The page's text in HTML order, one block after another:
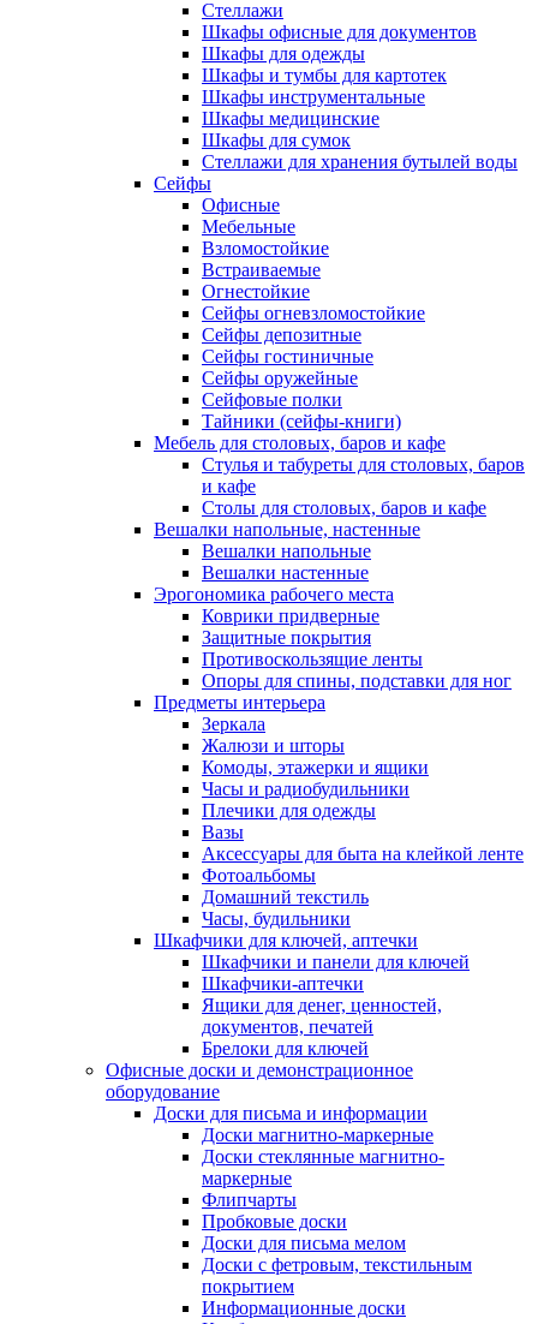
Стеллажи
Шкафы офисные для документов
Шкафы для одежды
Шкафы и тумбы для картотек
Шкафы инструментальные
Шкафы медицинские
Шкафы для сумок
Стеллажи для хранения бутылей воды
Сейфы
Офисные
Мебельные
Взломостойкие
Встраиваемые
Огнестойкие
Сейфы огневзломостойкие
Сейфы депозитные
Сейфы гостиничные
Сейфы оружейные
Сейфовые полки
Тайники (сейфы-книги)
Мебель для столовых, баров и кафе
Стулья и табуреты для столовых, баров
и кафе
Столы для столовых, баров и кафе
Вешалки напольные, настенные
Вешалки напольные
Вешалки настенные
Эрогономика рабочего места
Коврики придверные
Защитные покрытия
Противоскользящие ленты
Опоры для спины, подставки для ног
Предметы интерьера
Зеркала
Жалюзи и шторы
Комоды, этажерки и ящики
Часы и радиобудильники
Плечики для одежды
Вазы
Аксессуары для быта на клейкой ленте
Фотоальбомы
Домашний текстиль
Часы, будильники
Шкафчики для ключей, аптечки
Шкафчики и панели для ключей
Шкафчики-аптечки
Ящики для денег, ценностей,
документов, печатей
Брелоки для ключей
Офисные доски и демонстрационное
оборудование
Доски для письма и информации
Доски магнитно-маркерные
Доски стеклянные магнитно-
маркерные
Флипчарты
Пробковые доски
Доски для письма мелом
Доски с фетровым, текстильным
покрытием
Информационные доски